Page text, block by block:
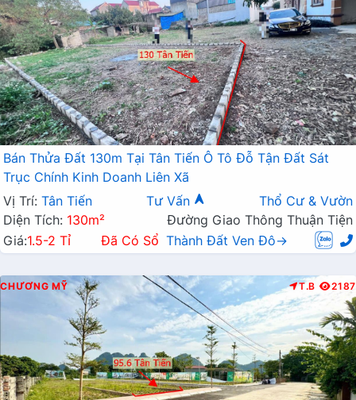
Bán Thửa Đất 130m Tại Tân Tiến Ô Tô Đỗ Tận Đất Sát
Trục Chính Kinh Doanh Liên Xã
Vị Trí: Tân Tiến Tư Vấn
Thổ Cư & Vườn
Diện Tích: 130m²
Đường Giao Thông Thuận Tiện
Giá:1.5-2 Tỉ Đã Có Sổ Thành Đất Ven Đô→
CHƯƠNG MỸ T.B 2187